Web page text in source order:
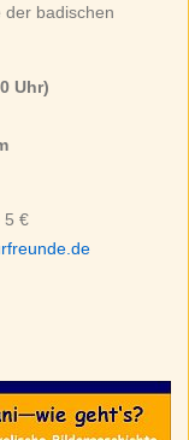
badischen
Uhr)
5 €